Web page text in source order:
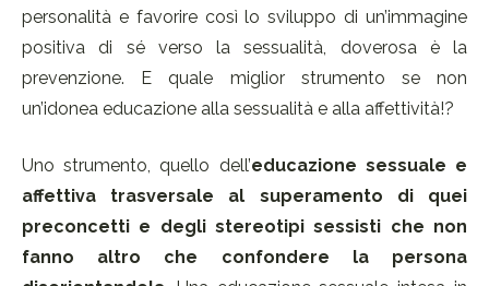
personalità e favorire così lo sviluppo di un’immagine
positiva di sé verso la sessualità, doverosa è la
prevenzione. E quale miglior strumento se non
un’idonea educazione alla sessualità e alla affettività!?
Uno strumento, quello dell’educazione sessuale e
affettiva
trasversale al superamento di quei
preconcetti e degli stereotipi sessisti che non
fanno altro che confondere la persona